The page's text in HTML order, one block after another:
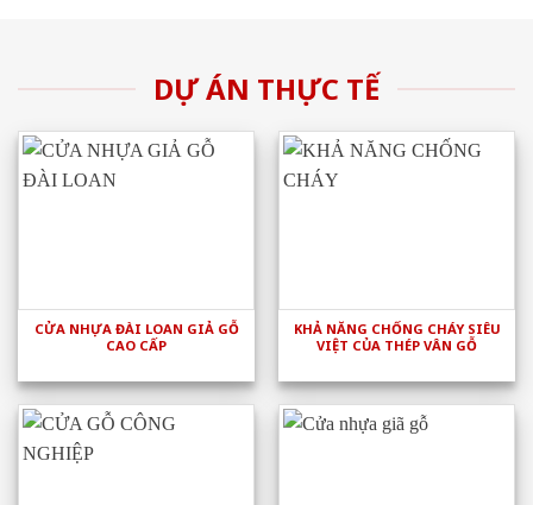
DỰ ÁN THỰC TẾ
CỬA NHỰA ĐÀI LOAN GIẢ GỖ
CAO CẤP
KHẢ NĂNG CHỐNG CHÁY SIÊU
VIỆT CỦA THÉP VÂN GỖ